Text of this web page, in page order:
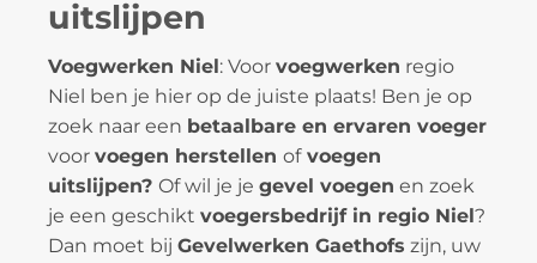
uitslijpen
Voegwerken Niel : Voor voegwerken regio
Niel ben je hier op de juiste plaats! Ben je op
zoek naar een betaalbare en ervaren voeger
voor voegen herstellen ofvoegen
uitslijpen? Of wil je je gevel voegen en zoek
je een geschikt voegersbedrijf in regio Niel ?
Dan moet bij Gevelwerken Gaethofs zijn, uw